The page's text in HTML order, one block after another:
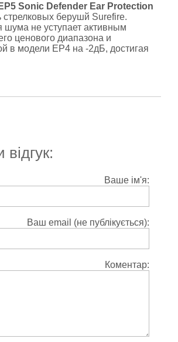
Sonic Defender Ear Protection
берушй Surefire.
шума не уступает активным
ценового диапазона и
в модели EP4 на -2дБ, достигая
Ваше ім'я:
Ваш email (не публікується):
Коментар: